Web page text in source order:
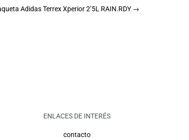
Adidas Terrex Xperior 2’5L RAIN.RDY →
ENLACES DE INTERÉS
contacto